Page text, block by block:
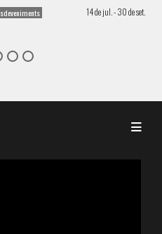
14 de jul. - 30 de set.